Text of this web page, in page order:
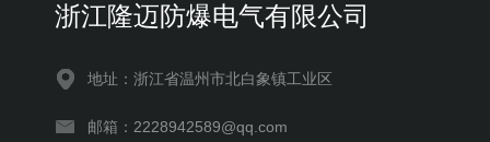
浙江隆迈防爆电气有限公司
地址：浙江省温州市北白象镇工业区
邮箱：2228942589@qq.com